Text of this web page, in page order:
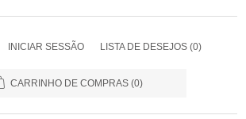
INICIAR SESSÃO LISTA DE DESEJOS (0)
CARRINHO DE COMPRAS (0)